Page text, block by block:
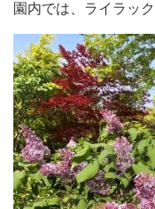
園内では、ライラッ